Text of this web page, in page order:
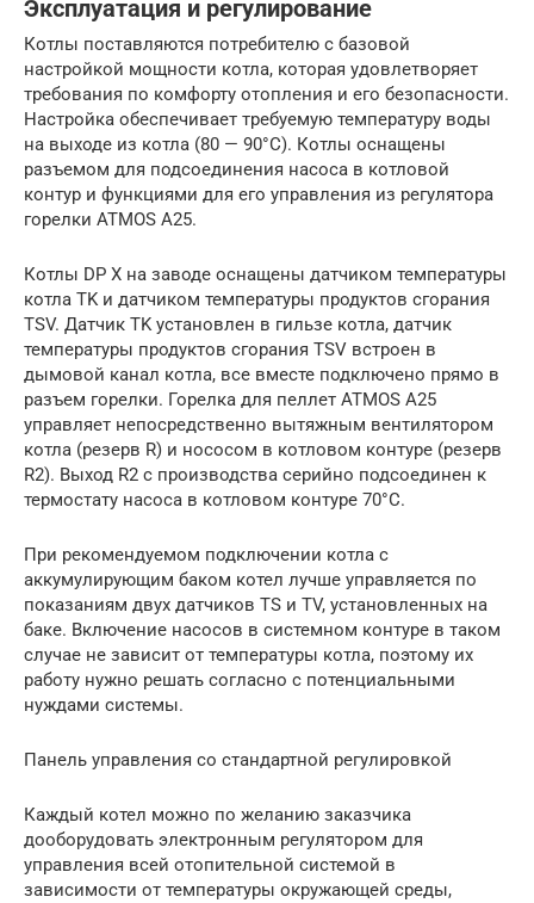
Эксплуатация и регулирование
Котлы поставляются потребителю с базовой
настройкой мощности котла, которая удовлетворяет
требования по комфорту отопления и его безопасности.
Настройка обеспечивает требуемую температуру воды
на выходе из котла (80 — 90°C). Котлы оснащены
разъемом для подсоединения насоса в котловой
контур и функциями для его управления из регулятора
горелки ATMOS A25.
Котлы DP X на заводе оснащены датчиком температуры
котла TK и датчиком температуры продуктов сгорания
TSV. Датчик TK установлен в гильзе котла, датчик
температуры продуктов сгорания TSV встроен в
дымовой канал котла, все вместе подключено прямо в
разъем горелки. Горелка для пеллет ATMOS A25
управляет непосредственно вытяжным вентилятором
котла (резерв R) и нососом в котловом контуре (резерв
R2). Выход R2 с производства серийно подсоединен к
термостату насоса в котловом контуре 70°C.
При рекомендуемом подключении котла с
аккумулирующим баком котел лучше управляется по
показаниям двух датчиков TS и TV, установленных на
баке. Включение насосов в системном контуре в таком
случае не зависит от температуры котла, поэтому их
работу нужно решать согласно с потенциальными
нуждами системы.
Панель управления со стандартной регулировкой
Каждый котел можно по желанию заказчика
дооборудовать электронным регулятором для
управления всей отопительной системой в
зависимости от температуры окружающей среды,